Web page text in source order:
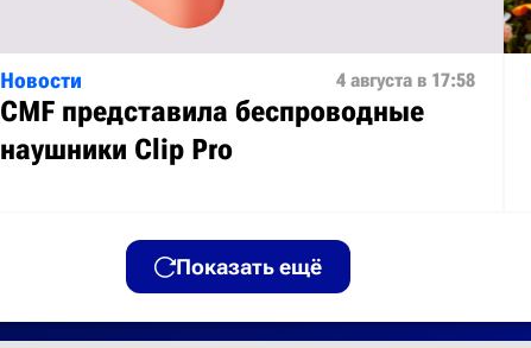
Новости 4 августа в 17:58
CMF представила беспроводные
наушники Clip Pro
Показать ещё